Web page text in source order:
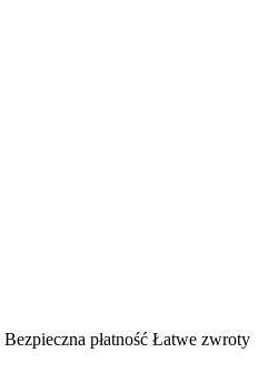
Bezpieczna płatność Łatwe zwroty